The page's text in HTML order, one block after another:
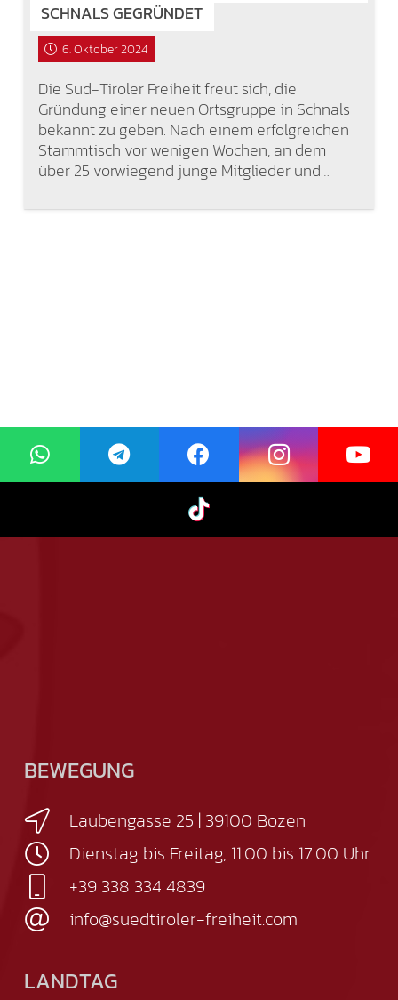
SCHNALS GEGRÜNDET
6. Oktober 2024
Die Süd-Tiroler Freiheit freut sich, die
Gründung einer neuen Ortsgruppe in Schnals
bekannt zu geben. Nach einem erfolgreichen
Stammtisch vor wenigen Wochen, an dem
über 25 vorwiegend junge Mitglieder und…
BEWEGUNG
Laubengasse 25 | 39100 Bozen
Dienstag bis Freitag, 11.00 bis 17.00 Uhr
+39 338 334 4839
info@suedtiroler-freiheit.com
LANDTAG